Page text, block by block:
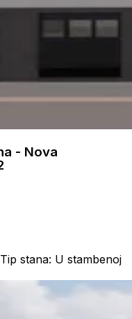
- Nova
Tip stana: U stambenoj